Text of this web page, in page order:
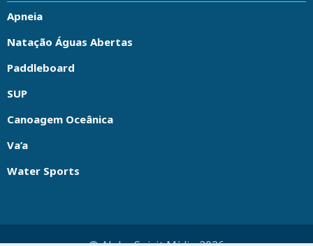
Apneia
Natação Águas Abertas
Paddleboard
SUP
Canoagem Oceânica
Va’a
Water Sports